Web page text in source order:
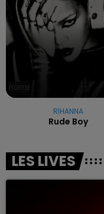
RIHANNA
Rude Boy
LES LIVES